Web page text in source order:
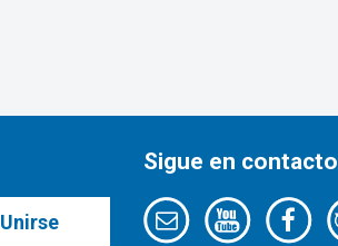
Unirse
Sigue en contacto